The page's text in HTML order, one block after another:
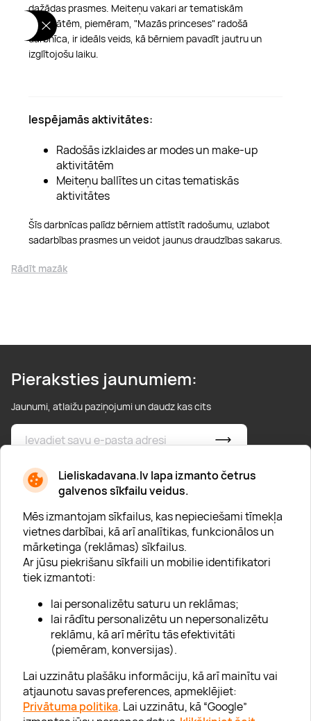
Lieliskadavana.lv lapa izmanto četrus
galvenos sīkfailu veidus.
Mēs izmantojam sīkfailus, kas nepieciešami tīmekļa
vietnes darbībai, kā arī analītikas, funkcionālos un
mārketinga (reklāmas) sīkfailus.
Ar jūsu piekrišanu sīkfaili un mobilie identifikatori
tiek izmantoti:
lai personalizētu saturu un reklāmas;
lai rādītu personalizētu un nepersonalizētu
reklāmu, kā arī mērītu tās efektivitāti
(piemēram, konversijas).
Lai uzzinātu plašāku informāciju, kā arī mainītu vai
atjaunotu savas preferences, apmeklējiet:
Privātuma politika. Lai uzzinātu, kā “Google”
dažādas prasmes. Meiteņu vakari ar tematiskām
aktivitātēm, piemēram, "Mazās princeses" radošā
darbnīca, ir ideāls veids, kā bērniem pavadīt jautru un
izglītojošu laiku.
Iespējamās aktivitātes:
Radošās izklaides ar modes un make-up
aktivitātēm
Meiteņu ballītes un citas tematiskās
aktivitātes
Šīs darbnīcas palīdz bērniem attīstīt radošumu, uzlabot
sadarbības prasmes un veidot jaunus draudzības sakarus.
Rādīt mazāk
Pieraksties jaunumiem:
Jaunumi, atlaižu paziņojumi un daudz kas cits
* Esmu iepazinies/usies ar privātuma politiku
Par "Lieliska dāvana"
Uzņēmumiem
Palīdzība